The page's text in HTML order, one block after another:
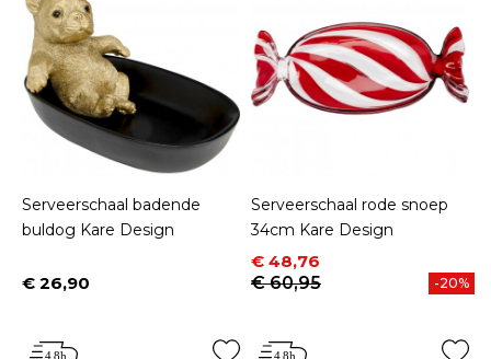
Serveerschaal badende
buldog Kare Design
Prijs
€ 26,90
Serveerschaal rode snoep
34cm Kare Design
Prijs
€ 48,76
Normale prijs
€ 60,95
-20%